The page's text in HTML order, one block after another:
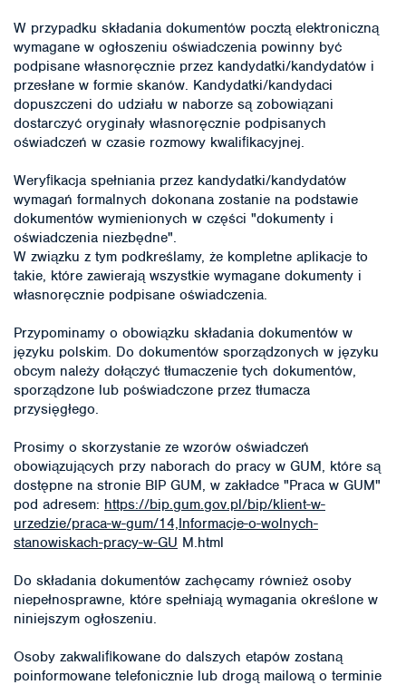
W przypadku składania dokumentów pocztą elektroniczną
wymagane w ogłoszeniu oświadczenia powinny być
podpisane własnoręcznie przez kandydatki/kandydatów i
przesłane w formie skanów. Kandydatki/kandydaci
dopuszczeni do udziału w naborze są zobowiązani
dostarczyć oryginały własnoręcznie podpisanych
oświadczeń w czasie rozmowy kwaliﬁkacyjnej.
Weryﬁkacja spełniania przez kandydatki/kandydatów
wymagań formalnych dokonana zostanie na podstawie
dokumentów wymienionych w części "dokumenty i
oświadczenia niezbędne".
W związku z tym podkreślamy, że kompletne aplikacje to
takie, które zawierają wszystkie wymagane dokumenty i
własnoręcznie podpisane oświadczenia.
Przypominamy o obowiązku składania dokumentów w
języku polskim. Do dokumentów sporządzonych w języku
obcym należy dołączyć tłumaczenie tych dokumentów,
sporządzone lub poświadczone przez tłumacza
przysięgłego.
Prosimy o skorzystanie ze wzorów oświadczeń
obowiązujących przy naborach do pracy w GUM, które są
dostępne na stronie BIP GUM, w zakładce "Praca w GUM"
pod adresem: https://bip.gum.gov.pl/bip/klient-w-
urzedzie/praca-w-gum/14,Informacje-o-wolnych-
stanowiskach-pracy-w-GU M.html
Do składania dokumentów zachęcamy również osoby
niepełnosprawne, które spełniają wymagania określone w
niniejszym ogłoszeniu.
Osoby zakwaliﬁkowane do dalszych etapów zostaną
poinformowane telefonicznie lub drogą mailową o terminie